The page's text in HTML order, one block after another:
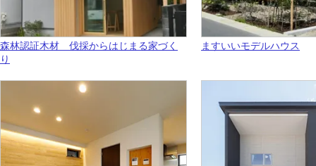
森林認証木材 伐採からはじまる家づく
り
ますいいモデルハウス